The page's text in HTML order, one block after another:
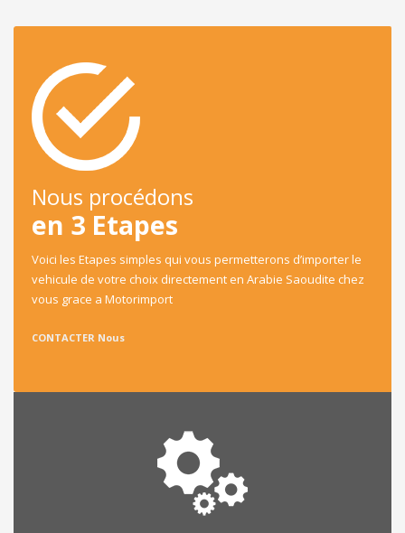
Nous procédons
en 3 Etapes
Voici les Etapes simples qui vous permetterons d’importer le
vehicule de votre choix directement en Arabie Saoudite chez
vous grace a Motorimport
CONTACTER Nous